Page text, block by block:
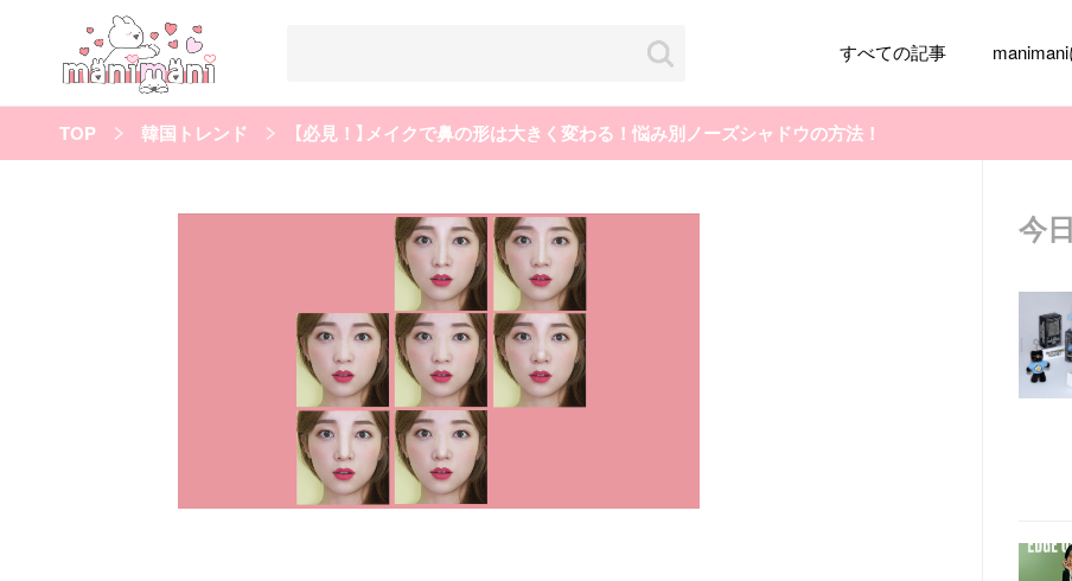
すべての記事
韓国トレンド 韓国旅行
twice 人気 アイドル
TOP 韓国トレンド 【必見！】メイクで鼻の形は大きく変わる！悩み別ノーズシャドウの方法！
今